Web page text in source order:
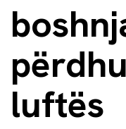
luftës